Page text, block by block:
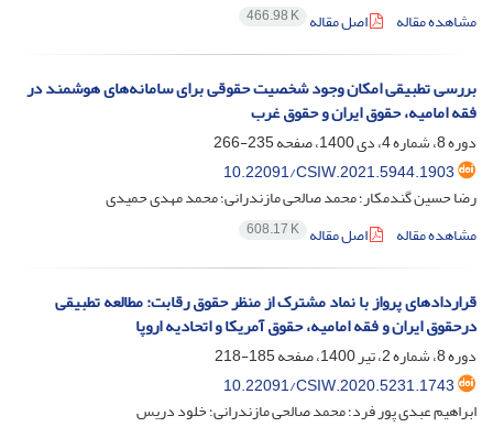
مشاهده مقاله
اصل مقاله 466.98 K
بررسی تطبیقی امکان وجود شخصیت حقوقی برای سامانه‌های هوشمند در
فقه امامیه، حقوق ایران و حقوق غرب
دوره 8، شماره 4، دی 1400، صفحه
235-266
10.22091/CSIW.2021.5944.1903
رضا حسین گندمکار؛ محمد صالحی مازندرانی؛ محمد مهدی حمیدی
مشاهده مقاله
اصل مقاله 608.17 K
قراردادهای پرواز با نماد مشترک از منظر حقوق رقابت: مطالعه تطبیقی
درحقوق ایران و فقه امامیه، حقوق آمریکا و اتحادیه اروپا
دوره 8، شماره 2، تیر 1400، صفحه
185-218
10.22091/CSIW.2020.5231.1743
ابراهیم عبدی پور فرد؛ محمد صالحی مازندرانی؛ خلود دریس